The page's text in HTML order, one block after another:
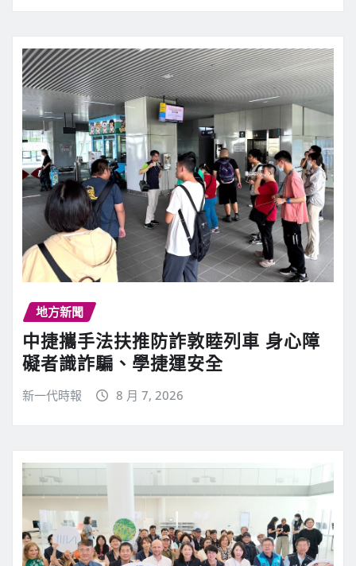
地方新聞
中捷攜手法扶推防詐敦睦列車 身心障
礙者識詐騙、學捷運安全
新一代時報 8 月 7, 2026